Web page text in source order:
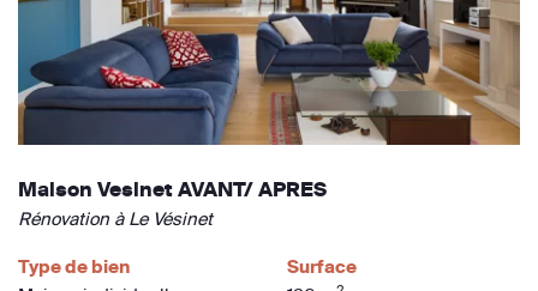
Maison Vesinet AVANT/ APRES
Rénovation à Le Vésinet
Type de bien
Surface